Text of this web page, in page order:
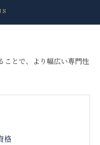
ことで、より幅広い専門性
格